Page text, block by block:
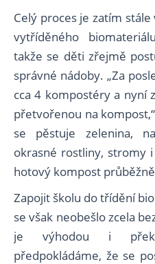
Celý proces je zatím
vytříděného
takže se děti zřejmě
správné nádoby. „Za
cca 4 kompostéry a nyní
přetvořenou na
se pěstuje zelenina,
okrasné rostliny, stromy
hotový kompost
Zapojit školu do třídění
se však neobešlo zcela
je výhodou i
předpokládáme, že se